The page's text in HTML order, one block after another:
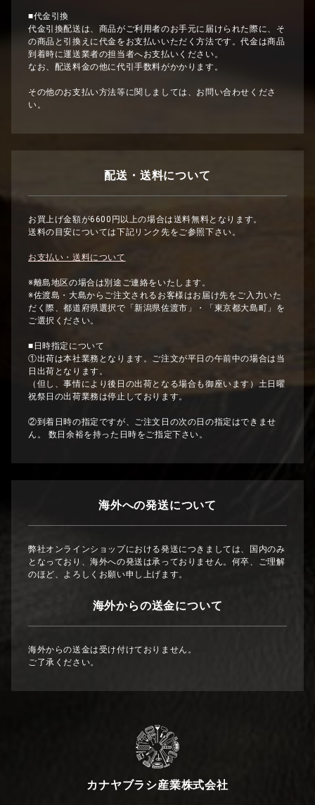
■代金引換
代金引換配送は、商品がご利用者のお手元に届けられた際に、そ
の商品と引換えに代金をお支払いいただく方法です。代金は商品
到着時に運送業者の担当者へお支払いください。
なお、配送料金の他に代引手数料がかかります。
その他のお支払い方法等に関しましては、お問い合わせくださ
い。
配送・送料について
お買上げ金額が6600円以上の場合は送料無料となります。
送料の目安については下記リンク先をご参照下さい。
お支払い・送料について
※離島地区の場合は別途ご連絡をいたします。
※佐渡島・大島からご注文されるお客様はお届け先をご入力いた
だく際、都道府県選択で「新潟県佐渡市」・「東京都大島町」を
ご選択ください。
■日時指定について
①出荷は本社業務となります。ご注文が平日の午前中の場合は当
日出荷となります。
（但し、事情により後日の出荷となる場合も御座います）土日曜
祝祭日の出荷業務は停止しております。
②到着日時の指定ですが、ご注文日の次の日の指定はできませ
ん。 数日余裕を持った日時をご指定下さい。
海外への発送について
弊社オンラインショップにおける発送につきましては、国内のみ
となっており、海外への発送は承っておりません。何卒、ご理解
のほど、よろしくお願い申し上げます。
海外からの送金について
海外からの送金は受け付けておりません。
ご了承ください。
カナヤブラシ産業株式会社